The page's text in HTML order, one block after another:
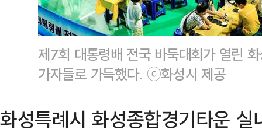
제7회 대통령배 전국 바둑대회가 열린
가자들로 가득했다. ⓒ화성시 제공
화성특례시 화성종합경기타운